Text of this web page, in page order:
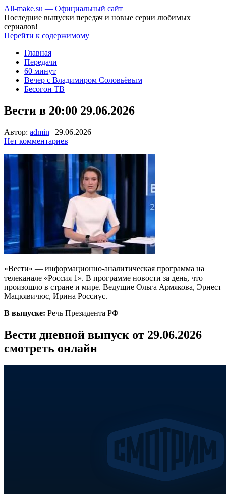
All-make.su — Официальный сайт
Последние выпуски передач и новые серии любимых
сериалов!
Перейти к содержимому
Главная
Передачи
60 минут
Вечер с Владимиром Соловьёвым
Бесогон ТВ
Вести в 20:00 29.06.2026
Автор: admin | 29.06.2026
Нет комментариев
«Вести» — информационно-аналитическая программа на
телеканале «Россия 1». В программе новости за день, что
произошло в стране и мире. Ведущие Ольга Армякова, Эрнест
Мацкявичюс, Ирина Россиус.
В выпуске: Речь Президента РФ
Вести дневной выпуск от 29.06.2026
смотреть онлайн